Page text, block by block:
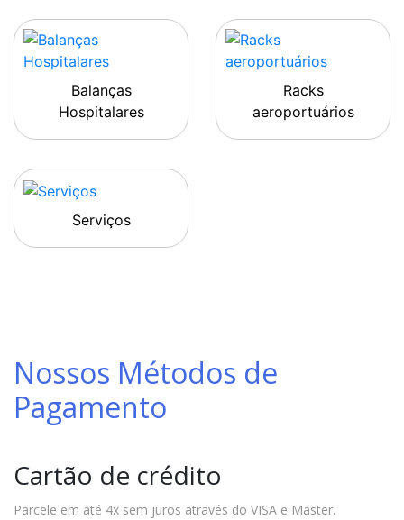
Balanças
Hospitalares
Racks
aeroportuários
Serviços
Nossos Métodos de
Pagamento
Cartão de crédito
Parcele em até 4x sem juros através do VISA e Master.